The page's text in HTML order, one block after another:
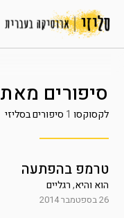
סיפורים מאת
לקסוקסו 1 סיפורים בסליזי
טרמפ בהפתעה
הוא והיא,רגליים
26 בספטמבר 2014